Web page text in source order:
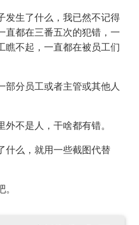
发生了什么，我已然不记得
直都在三番五次的犯错，一
瞧不起，一直都在被员工们
部分员工或者主管或其他人
不是人，干啥都有错。
什么，就用一些截图代替